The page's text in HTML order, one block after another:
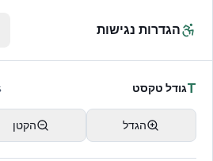
הגדרות נגישות
Tגודל טקסט
הגדל הקטן